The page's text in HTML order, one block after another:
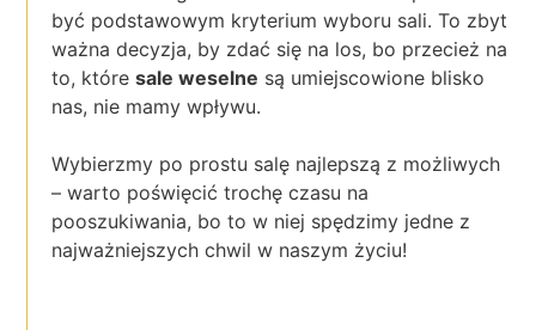
być podstawowym kryterium wyboru sali. To zbyt
ważna decyzja, by zdać się na los, bo przecież na
to, któresale weselne są umiejscowione blisko
nas, nie mamy wpływu.
Wybierzmy po prostu salę najlepszą z możliwych
– warto poświęcić trochę czasu na
pooszukiwania, bo to w niej spędzimy jedne z
najważniejszych chwil w naszym życiu!